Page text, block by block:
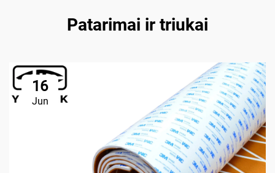
Patarimai ir triukai
16
Jun